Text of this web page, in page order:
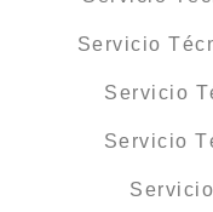
Servicio
Servicio
Servicio